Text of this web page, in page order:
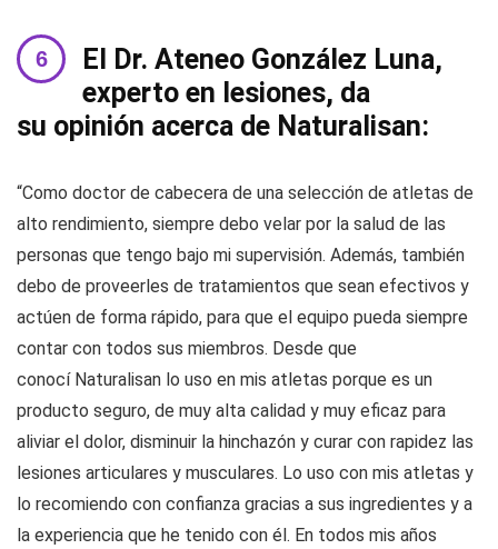
El Dr. Ateneo González Luna,
experto en lesiones, da
su opinión acerca de Naturalisan:
“Como doctor de cabecera de una selección de atletas de
alto rendimiento, siempre debo velar por la salud de las
personas que tengo bajo mi supervisión. Además, también
debo de proveerles de tratamientos que sean efectivos y
actúen de forma rápido, para que el equipo pueda siempre
contar con todos sus miembros. Desde que
conocí Naturalisan lo uso en mis atletas porque es un
producto seguro, de muy alta calidad y muy eficaz para
aliviar el dolor, disminuir la hinchazón y curar con rapidez las
lesiones articulares y musculares. Lo uso con mis atletas y
lo recomiendo con confianza gracias a sus ingredientes y a
la experiencia que he tenido con él. En todos mis años